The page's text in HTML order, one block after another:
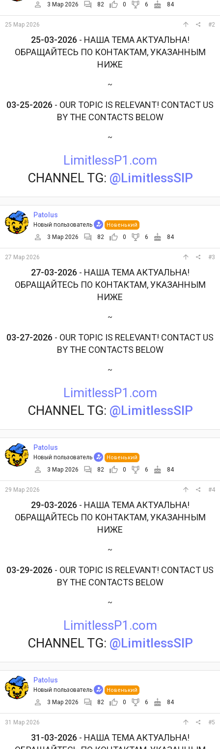
3 Мар 2026 82 0 6 84
25 Мар 2026 #2
25-03-2026 - НАША ТЕМА АКТУАЛЬНА!
ОБРАЩАЙТЕСЬ ПО КОНТАКТАМ, УКАЗАННЫМ
НИЖЕ
~
03-25-2026 - OUR TOPIC IS RELEVANT! CONTACT US
BY THE CONTACTS BELOW
~
LimitlessP1.com
CHANNEL TG: @LimitlessSIP
Patolus
Новый пользователь Новенький
3 Мар 2026 82 0 6 84
27 Мар 2026 #3
27-03-2026 - НАША ТЕМА АКТУАЛЬНА!
ОБРАЩАЙТЕСЬ ПО КОНТАКТАМ, УКАЗАННЫМ
НИЖЕ
~
03-27-2026 - OUR TOPIC IS RELEVANT! CONTACT US
BY THE CONTACTS BELOW
~
LimitlessP1.com
CHANNEL TG: @LimitlessSIP
Patolus
Новый пользователь Новенький
3 Мар 2026 82 0 6 84
29 Мар 2026 #4
29-03-2026 - НАША ТЕМА АКТУАЛЬНА!
ОБРАЩАЙТЕСЬ ПО КОНТАКТАМ, УКАЗАННЫМ
НИЖЕ
~
03-29-2026 - OUR TOPIC IS RELEVANT! CONTACT US
BY THE CONTACTS BELOW
~
LimitlessP1.com
CHANNEL TG: @LimitlessSIP
Patolus
Новый пользователь Новенький
3 Мар 2026 82 0 6 84
31 Мар 2026 #5
31-03-2026 - НАША ТЕМА АКТУАЛЬНА!